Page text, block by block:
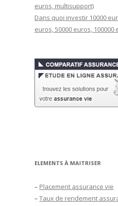
euros, multisupport)
Dans quoi investir 10000
euros, 50000 euros, 100000
ELEMENTS À MAITRISER
– Placement assurance vie
– Taux de rendement